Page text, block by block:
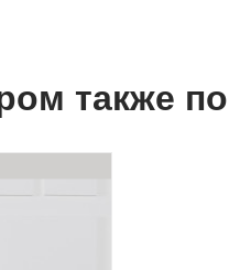
также